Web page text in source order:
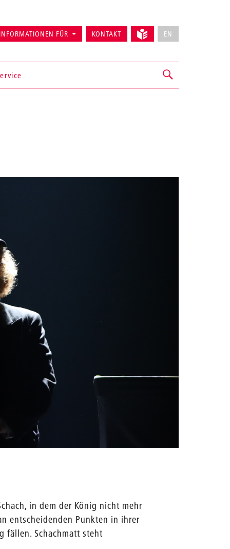
INFORMATIONEN FÜR KONTAKT EN
in dem der König nicht mehr
entscheidenden Punkten in ihrer
fällen. Schachmatt steht